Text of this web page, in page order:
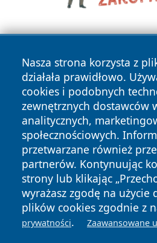
Nasza strona korzysta z
działała prawidłowo.
cookies i podobnych
zewnętrznych dostawców
analitycznych,
społecznościowych.
przetwarzane również
partnerów. Kontynuując
strony lub klikając
wyrażasz zgodę na użycie
plików cookies zgodnie z
prywatności. Zaawansowane
Copyright © 2026 dabrowski24.pl
zastrzeżone.
News Autorzy
Polityka
Prywatności